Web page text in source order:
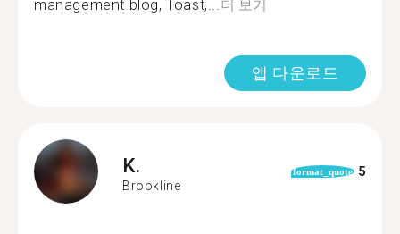
management blog, Toast,...더 보기
앱 다운로드
K.
Brookline
format_quote 5